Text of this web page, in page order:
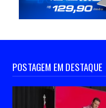
POSTAGEM EM DESTAQUE